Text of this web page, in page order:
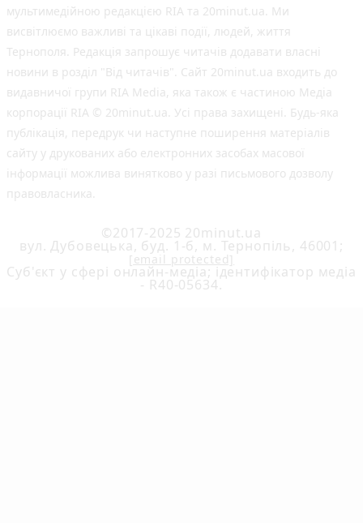
мультимедійною редакцією RIA та 20minut.ua. Ми
висвітлюємо важливі та цікаві події, людей, життя
Тернополя. Редакція запрошує читачів додавати власні
новини в розділ "Від читачів". Сайт 20minut.ua входить до
видавничої групи RIA Media, яка також є частиною Медіа
корпорації RIA © 20minut.ua. Усі права захищені. Будь-яка
публiкацiя, передрук чи наступне поширення матеріалів
сайту у друкованих або електронних засобах масової
інформації можлива винятково у разі письмового дозволу
правовласника.
©2017-2025 20minut.ua
вул. Дубовецька, буд. 1-б, м. Тернопіль, 46001;
[email protected]
Cуб'єкт у сфері онлайн-медіа; ідентифікатор медіа
- R40-05634.